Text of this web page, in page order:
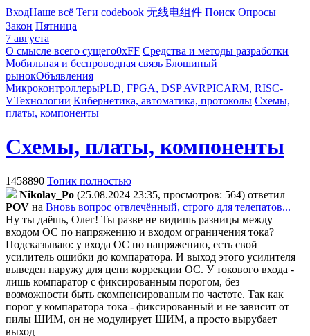
ВходНаше всё Теги codebook 无线电组件 Поиск Опросы
Закон Пятница
7 августа
О смысле всего сущего0xFF Средства и методы разработки
Мобильная и беспроводная связь Блошиный
рынокОбъявления
МикроконтроллерыPLD, FPGA, DSP AVRPICARM, RISC-
VТехнологии Кибернетика, автоматика, протоколы Схемы,
платы, компоненты
Схемы, платы, компоненты
1458890 Топик полностью
Nikolay_Po (25.08.2024 23:35, просмотров: 564) ответил
POV на Вновь вопрос отвлечённый, строго для телепатов...
Ну ты даёшь, Олег! Ты разве не видишь разницы между
входом ОС по напряжению и входом ограничения тока?
Подсказываю: у входа ОС по напряжению, есть свой
усилитель ошибки до компаратора. И выход этого усилителя
выведен наружу для цепи коррекции ОС. У токового входа -
лишь компаратор с фиксированным порогом, без
возможности быть скомпенсированым по частоте. Так как
порог у компаратора тока - фиксированный и не зависит от
пилы ШИМ, он не модулирует ШИМ, а просто вырубает
выход